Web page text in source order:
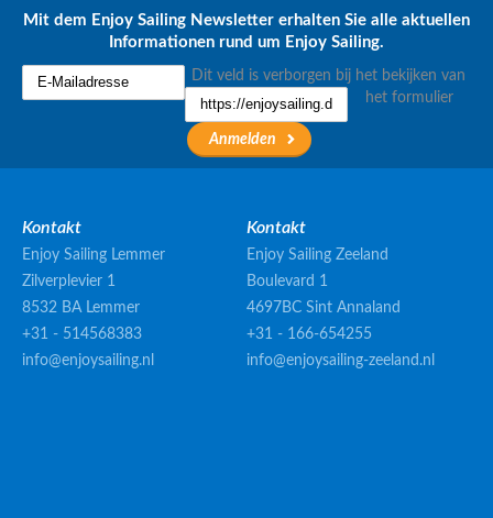
Mit dem Enjoy Sailing Newsletter erhalten Sie alle aktuellen
Informationen rund um Enjoy Sailing.
Dit veld is verborgen bij het bekijken van
het formulier
Kontakt
Enjoy Sailing Lemmer
Zilverplevier 1
8532 BA Lemmer
+31 - 514568383
info@enjoysailing.nl
Kontakt
Enjoy Sailing Zeeland
Boulevard 1
4697BC Sint Annaland
+31 - 166-654255
info@enjoysailing-zeeland.nl